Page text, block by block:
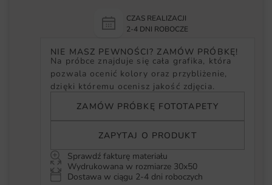
CZAS REALIZACJI
2-4 DNI ROBOCZE
NIE MASZ PEWNOŚCI? ZAMÓW PRÓBKĘ!
Na próbce znajduje się cała grafika, która
pozwala ocenić kolory oraz przybliżenie,
dzięki któremu ocenisz jakość zdjęcia.
ZAMÓW PRÓBKĘ FOTOTAPETY
ZAPYTAJ O PRODUKT
Sprawdź fakturę materiału
Wydrukowana w rozmiarze 30x50
Dostawa w ciągu 2-4 dni roboczych